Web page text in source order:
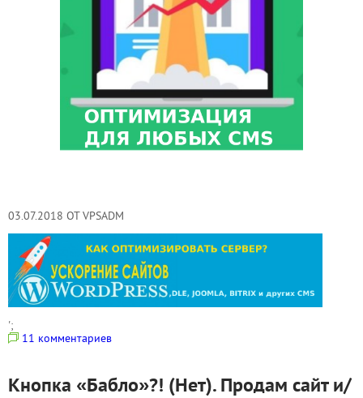
03.07.2018 ОТ VPSADM
';
11 комментариев
Кнопка «Бабло»?! (Нет). Продам сайт и/